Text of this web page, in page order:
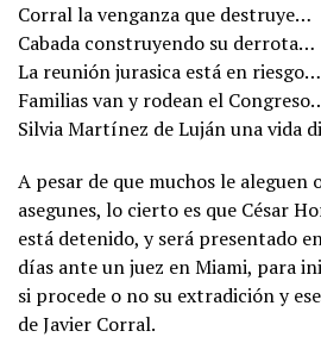
Corral la venganza que destruye…
Cabada construyendo su derrota…
La reunión jurasica está en riesgo…
Familias van y rodean el
Silvia Martínez de Luján una vida
A pesar de que muchos le
asegunes, lo cierto es que César
está detenido, y será presentado
días ante un juez en Miami, para
si procede o no su extradición y
de Javier Corral.